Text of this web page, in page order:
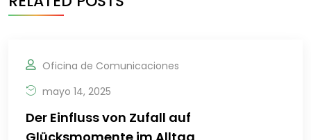
Oficina de Comunicaciones
mayo 14, 2025
Der Einfluss von Zufall auf